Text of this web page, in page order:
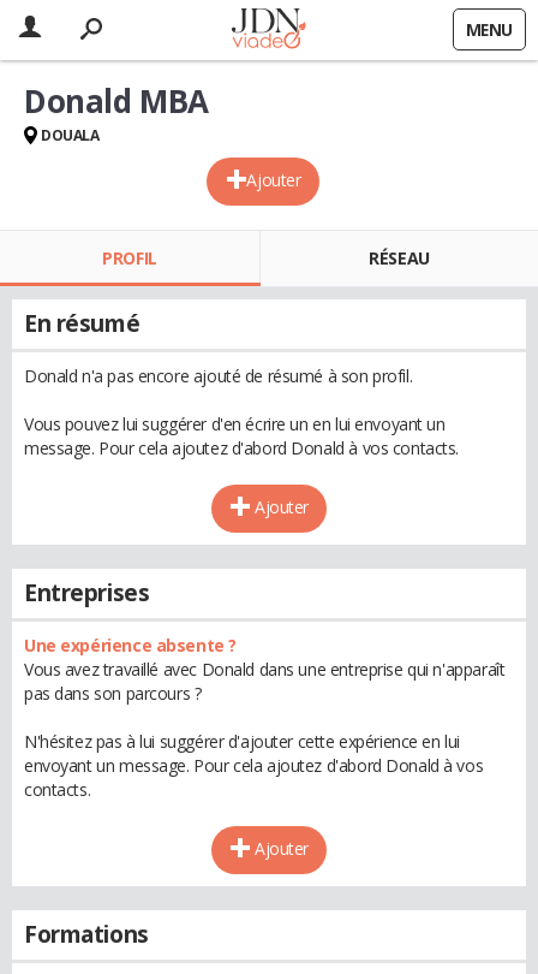
MENU
Ajouter
Donald MBA
DOUALA
PROFIL RÉSEAU
En résumé
Donald n'a pas encore ajouté de résumé à son profil.
Vous pouvez lui suggérer d'en écrire un en lui envoyant un
message. Pour cela ajoutez d'abord Donald à vos contacts.
Ajouter
Entreprises
Une expérience absente ?
Vous avez travaillé avec Donald dans une entreprise qui n'apparaît
pas dans son parcours ?
N'hésitez pas à lui suggérer d'ajouter cette expérience en lui
envoyant un message. Pour cela ajoutez d'abord Donald à vos
contacts.
Ajouter
Formations